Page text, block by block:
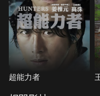
超能力者